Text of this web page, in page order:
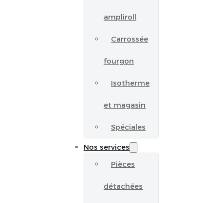
ampliroll
Carrossée
fourgon
Isotherme
et magasin
Spéciales
Nos services
Pièces
détachées